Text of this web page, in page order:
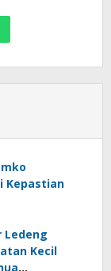
Kepastian
Ledeng
Kecil